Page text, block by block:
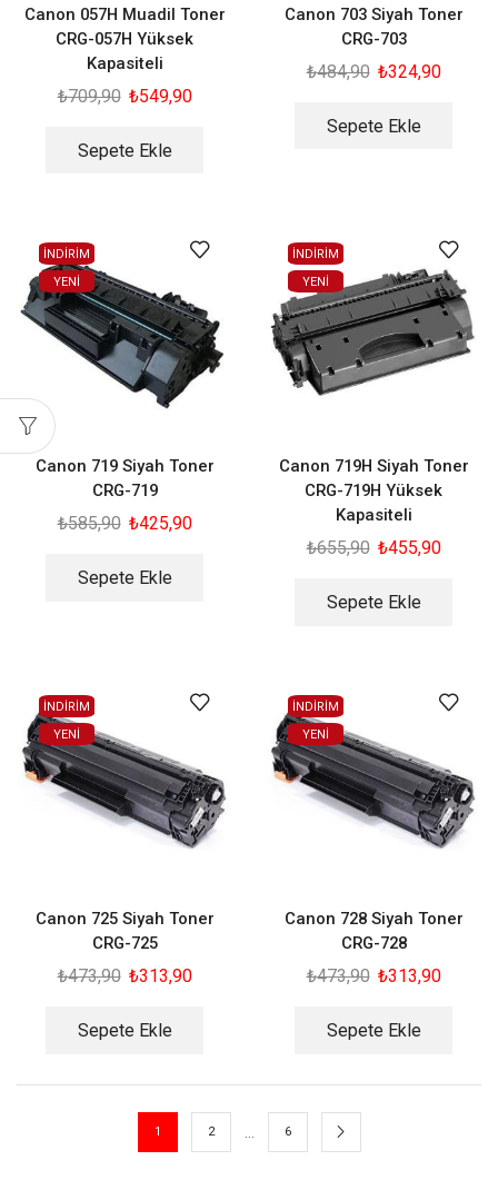
Canon 057H Muadil Toner
CRG-057H Yüksek
Kapasiteli
₺709,90 ₺549,90
Sepete Ekle
Canon 703 Siyah Toner
CRG-703
₺484,90 ₺324,90
Sepete Ekle
İNDİRİM
YENI
Canon 719 Siyah Toner
CRG-719
₺585,90 ₺425,90
Sepete Ekle
İNDİRİM
YENI
Canon 719H Siyah Toner
CRG-719H Yüksek
Kapasiteli
₺655,90 ₺455,90
Sepete Ekle
İNDİRİM
YENI
Canon 725 Siyah Toner
CRG-725
₺473,90 ₺313,90
Sepete Ekle
İNDİRİM
YENI
Canon 728 Siyah Toner
CRG-728
₺473,90 ₺313,90
Sepete Ekle
1 2 … 6